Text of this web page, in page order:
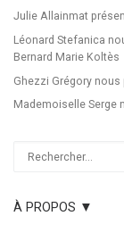
Julie Allainmat
Léonard Stefanica
Bernard Marie Koltès
Ghezzi Grégory nous
Mademoiselle Serge
À PROPOS ▼